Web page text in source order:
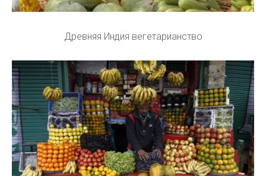
Древняя Индия вегетарианство